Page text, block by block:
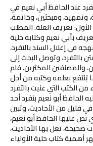
عند الحافظ أبي نعيم في
وتمهيد، ومبحثين، وخاتمة،
تعريف العلة. المطلب
بأبي نعيم وكتابه حلية
في إعلال السند بالتفرد،
بالتفرد، وتوصل البحث إلى
والمصنفين المكثرين، فلم
يُنتفع بعلمه وكتبه من أجل
الكتب التي عنيت بالتفرد
الحافظ أبو نعيم بتفرد أحد
قليل من الأحاديث، وتبين
نص عليها الحافظ أبو نعيم،
صحيحة، تعل بها الأحاديث،